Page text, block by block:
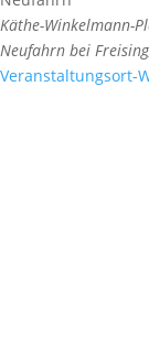
Käthe-Winkelmann-
Neufahrn bei Freising
Veranstaltungsort-